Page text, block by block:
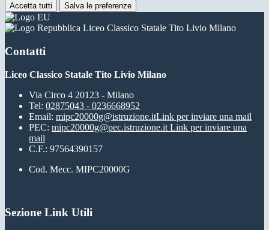
Accetta tutti Salva le preferenze
Liceo Classico Statale Tito Livio Milano
Contatti
Liceo Classico Statale Tito Livio Milano
Via Circo 4 20123 - Milano
Tel: 02875043 - 0236668952
Email: mipc20000g@istruzione.itLink per inviare una mail
PEC: mipc20000g@pec.istruzione.it Link per inviare una
mail
C.F.: 97564390157
Cod. Mecc. MIPC20000G
Sezione Link Utili